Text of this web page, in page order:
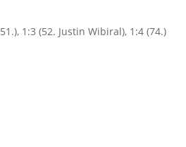
1:3 (52. Justin Wibiral), 1:4 (74.)